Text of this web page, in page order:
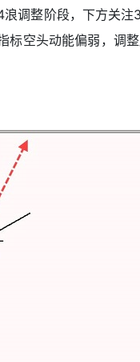
调整阶段，下方关
空头动能偏弱，调